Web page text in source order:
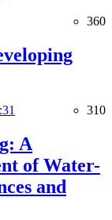
360
310
A
of Water-
and